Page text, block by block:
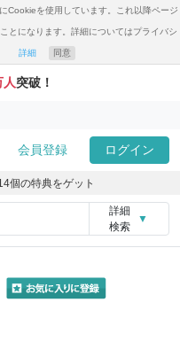
Cookieを使用しています。これ以降ページ
とになります。詳細についてはプライバシ
詳細 同意
人突破！
会員登録 ログイン
個の特典をゲット
詳細
検索
▼